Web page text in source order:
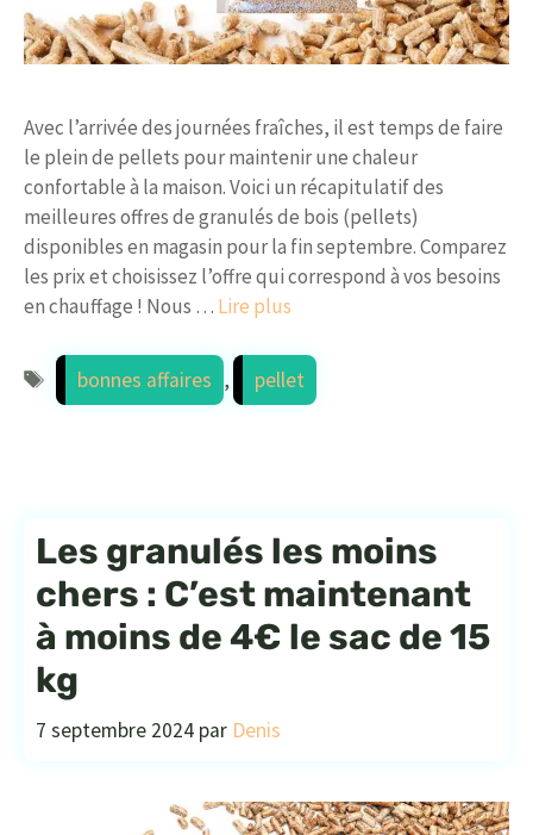
Avec l’arrivée des journées fraîches, il est temps de faire
le plein de pellets pour maintenir une chaleur
confortable à la maison. Voici un récapitulatif des
meilleures offres de granulés de bois (pellets)
disponibles en magasin pour la fin septembre. Comparez
les prix et choisissez l’offre qui correspond à vos besoins
en chauffage ! Nous … Lire plus
Étiquettes
bonnes affaires , pellet
Les granulés les moins
chers : C’est maintenant
à moins de 4€ le sac de 15
kg
7 septembre 2024 par Denis